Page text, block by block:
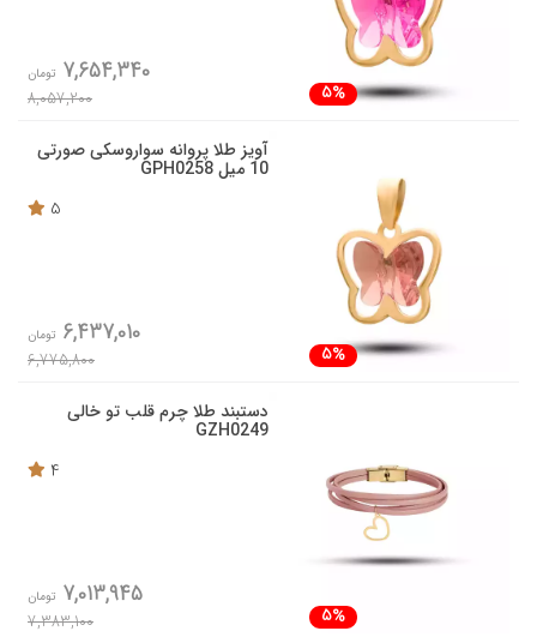
5%
7,654,340 تومان
8,057,200
آویز طلا پروانه سواروسکی صورتی
10 میل GPH0258
5
5%
6,437,010 تومان
6,775,800
دستبند طلا چرم قلب تو خالی
GZH0249
4
5%
7,013,945 تومان
7,383,100